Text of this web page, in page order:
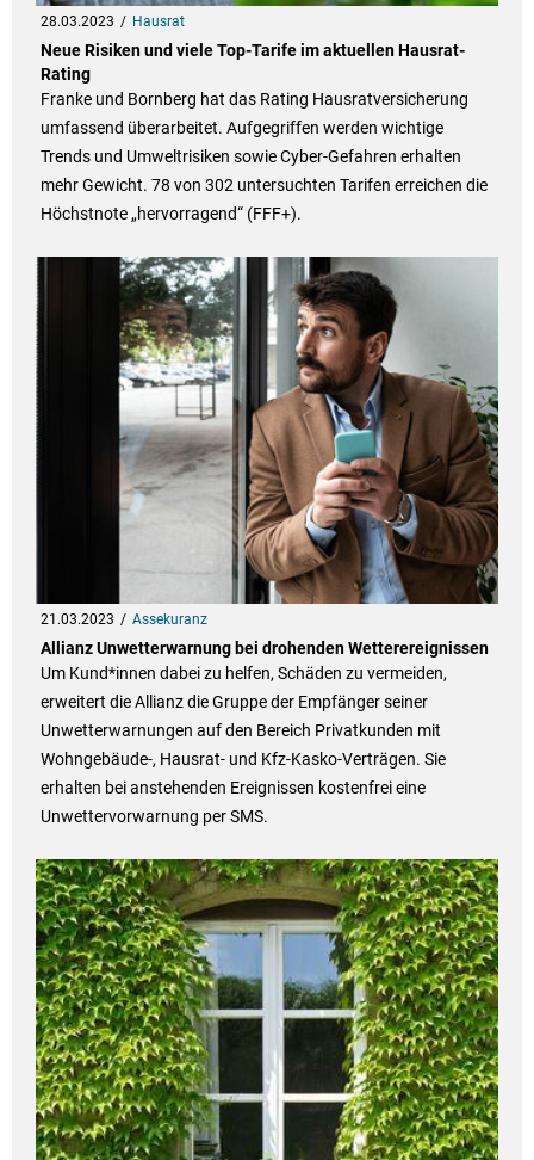
28.03.2023 Hausrat
Neue Risiken und viele Top-Tarife im aktuellen Hausrat-
Rating
Franke und Bornberg hat das Rating Hausratversicherung
umfassend überarbeitet. Aufgegriffen werden wichtige
Trends und Umweltrisiken sowie Cyber-Gefahren erhalten
mehr Gewicht. 78 von 302 untersuchten Tarifen erreichen die
Höchstnote „hervorragend“ (FFF+).
21.03.2023 Assekuranz
Allianz Unwetterwarnung bei drohenden Wetterereignissen
Um Kund*innen dabei zu helfen, Schäden zu vermeiden,
erweitert die Allianz die Gruppe der Empfänger seiner
Unwetterwarnungen auf den Bereich Privatkunden mit
Wohngebäude-, Hausrat- und Kfz-Kasko-Verträgen. Sie
erhalten bei anstehenden Ereignissen kostenfrei eine
Unwettervorwarnung per SMS.